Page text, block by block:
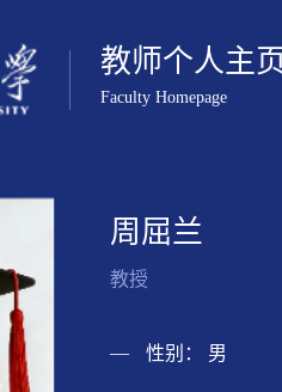
教师个人主
Faculty Homepage
周屈兰
教授
性别： 男